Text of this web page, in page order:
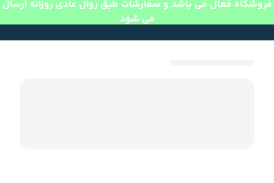
فروشگاه فعال می باشد و سفارشات طبق روال عادی روزانه ارسال
می شود